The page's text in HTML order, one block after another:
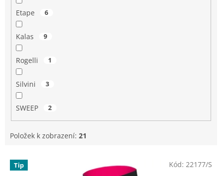
Etape 6
Kalas 9
Rogelli 1
Silvini 3
SWEEP 2
Položek k zobrazení: 21
V Tip Kód: 22177/S